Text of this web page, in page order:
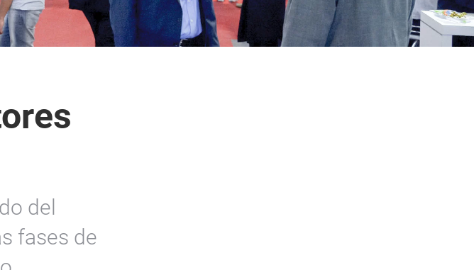
del
fases de